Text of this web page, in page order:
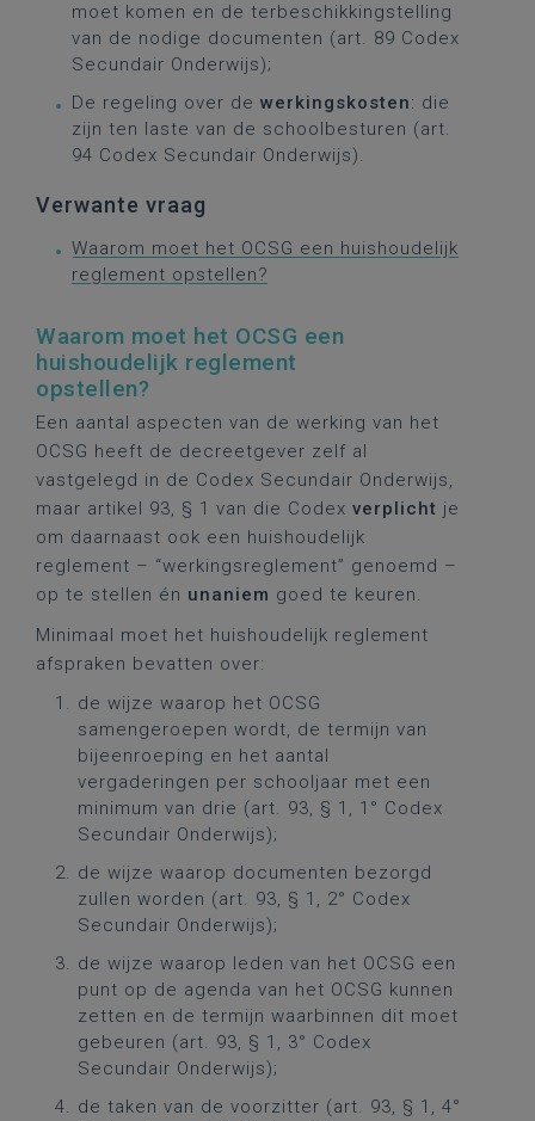
moet komen en de terbeschikkingstelling
van de nodige documenten (art. 89 Codex
Secundair Onderwijs);
De regeling over de werkingskosten: die
zijn ten laste van de schoolbesturen (art.
94 Codex Secundair Onderwijs).
Verwante vraag
Waarom moet het OCSG een huishoudelijk
reglement opstellen?
Waarom moet het OCSG een
huishoudelijk reglement
opstellen?
Een aantal aspecten van de werking van het
OCSG heeft de decreetgever zelf al
vastgelegd in de Codex Secundair Onderwijs,
maar artikel 93, § 1 van die Codex verplicht je
om daarnaast ook een huishoudelijk
reglement – “werkingsreglement” genoemd –
op te stellen én unaniem goed te keuren.
Minimaal moet het huishoudelijk reglement
afspraken bevatten over:
de wijze waarop het OCSG
samengeroepen wordt, de termijn van
bijeenroeping en het aantal
vergaderingen per schooljaar met een
minimum van drie (art. 93, § 1, 1° Codex
Secundair Onderwijs);
de wijze waarop documenten bezorgd
zullen worden (art. 93, § 1, 2° Codex
Secundair Onderwijs);
de wijze waarop leden van het OCSG een
punt op de agenda van het OCSG kunnen
zetten en de termijn waarbinnen dit moet
gebeuren (art. 93, § 1, 3° Codex
Secundair Onderwijs);
de taken van de voorzitter (art. 93, § 1, 4°